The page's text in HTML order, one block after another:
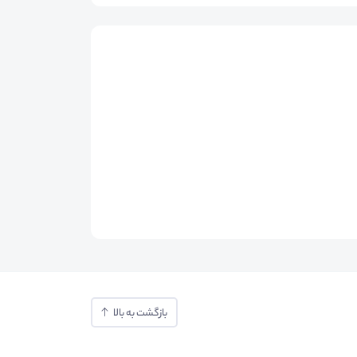
بازگشت به بالا